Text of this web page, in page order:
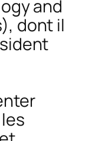
and
dont il